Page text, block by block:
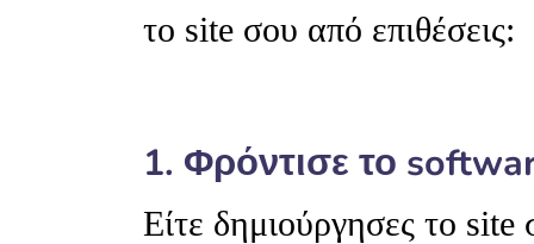
το site σου από επιθέσεις:
1. Φρόντισε το
Είτε δημιούργησες το